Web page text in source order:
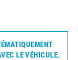
LE VÉHICULE.